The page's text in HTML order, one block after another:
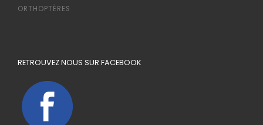
ORTHOPTÈRES
RETROUVEZ NOUS SUR FACEBOOK